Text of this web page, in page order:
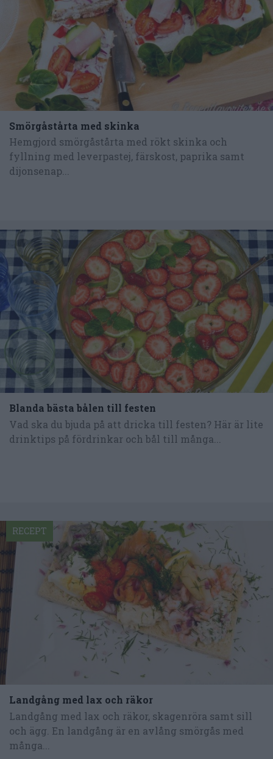
Smörgåstårta med skinka
Hemgjord smörgåstårta med rökt skinka och
fyllning med leverpastej, färskost, paprika samt
dijonsenap...
Blanda bästa bålen till festen
Vad ska du bjuda på att dricka till festen? Här är lite
drinktips på fördrinkar och bål till många...
Landgång med lax och räkor
Landgång med lax och räkor, skagenröra samt sill
och ägg. En landgång är en avlång smörgås med
många...
RECEPT